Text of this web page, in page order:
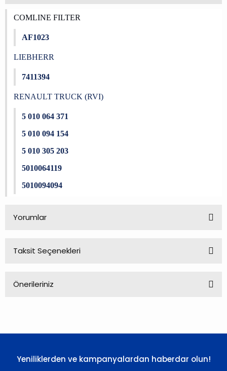
COMLINE FILTER
AF1023
LIEBHERR
7411394
RENAULT TRUCK (RVI)
5 010 064 371
5 010 094 154
5 010 305 203
5010064119
5010094094
Yorumlar
Taksit Seçenekleri
Önerileriniz
Ürün resmi kalitesiz, bozuk veya görüntülenemiyor.
Yeniliklerden ve kampanyalardan haberdar olun!